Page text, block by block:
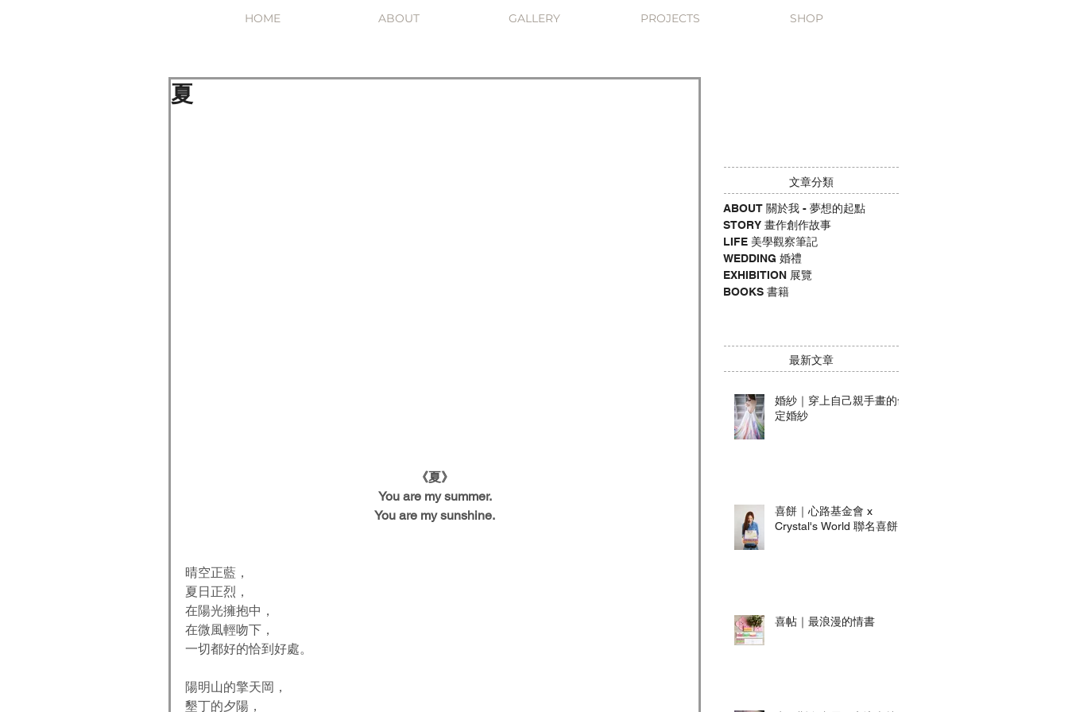
HOME ABOUT GALLERY PROJECTS SHOP
夏
《夏》
You are my summer.
You are my sunshine.
晴空正藍，
夏日正烈，
在陽光擁抱中，
在微風輕吻下，
一切都好的恰到好處。
陽明山的擎天岡，
墾丁的夕陽，
​文章分類
ABOUT 關於我 - 夢想的起點
STORY 畫作創作故事
LIFE 美學觀察筆記
WEDDING 婚禮
EXHIBITION 展覽
BOOKS 書籍
​最新文章
婚紗｜穿上自己親手畫的命
定婚紗
喜餅｜心路基金會 x
Crystal's World 聯名喜餅
喜帖｜最浪漫的情書